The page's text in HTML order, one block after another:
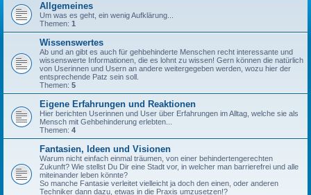
Allgemeines
Um was es geht, ein wenig Aufklärung...
Themen: 1
Wissenswertes
Ab und an gibt es auch für gehbehinderte Menschen recht interessante und
wissenswerte Informationen, die es lohnt zu wissen! Gern können die natürlich
von Userinnen und Usern an andere weitergegeben werden, wozu hier der
entsprechende Patz sein soll.
Themen: 5
Eigene Erfahrungen und Reaktionen
Hier berichten Userinnen und User über Erfahrungen im Alltag, welche sie als
Mensch mit Gehbehinderung erlebten...
Themen: 4
Fantasien, Ideen und Visionen
Warum nicht einfach einmal träumen, von einer behindertengerechten
Zukunft? Wie stellst Du Dir eine Stadt vor, in welcher man barrierefrei und alle
miteinander leben könnte?
So manche Fantasie verleitet vielleicht ja doch den einen, oder anderen
Techniker dann dazu, etwas in die Praxis umzusetzen!?